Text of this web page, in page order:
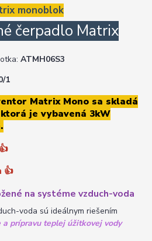
monoblok
čerpadlo Matrix
ATMH06S3
1
Matrix Mono sa skladá
je vybavená 3kW
👍
👍
na systéme vzduch-voda
voda sú ideálnym riešením
a prípravu teplej úžitkovej vody